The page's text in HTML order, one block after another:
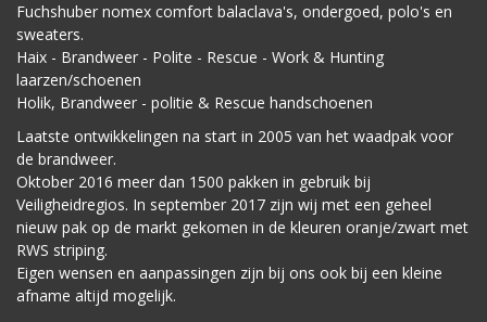
Fuchshuber nomex comfort balaclava's, ondergoed, polo's en
sweaters.
Haix - Brandweer - Polite - Rescue - Work & Hunting
laarzen/schoenen
Holik, Brandweer - politie & Rescue handschoenen
Laatste ontwikkelingen na start in 2005 van het waadpak voor
de brandweer.
Oktober 2016 meer dan 1500 pakken in gebruik bij
Veiligheidregios. In september 2017 zijn wij met een geheel
nieuw pak op de markt gekomen in de kleuren oranje/zwart met
RWS striping.
Eigen wensen en aanpassingen zijn bij ons ook bij een kleine
afname altijd mogelijk.